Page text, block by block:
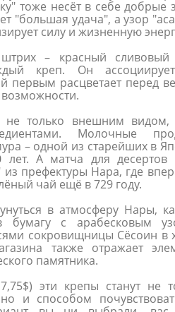
тоже несёт в себе добрые
"большая удача", а узор
силу и жизненную
– красный сливовый
креп. Он
первым расцветает перед
не только внешним
Молочные
– одной из старейших в
лет. А матча для десертов
префектуры Нара, где
чай ещё в 729 году.
в атмосферу Нары,
бумагу с арабесковым
сокровищницы Сёсоин в
также отражает
памятника.
эти крепы станут не
и способом